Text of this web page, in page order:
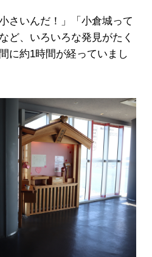
さいんだ！」「小倉城って
ど、いろいろな発見がたく
に約1時間が経っていまし